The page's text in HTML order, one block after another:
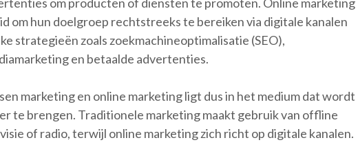
om hun doelgroep rechtstreeks te bereiken via digitale kanalen
strategieën zoals zoekmachineoptimalisatie (SEO),
en betaalde advertenties.
marketing en online marketing ligt dus in het medium dat wordt
te brengen. Traditionele marketing maakt gebruik van offline
of radio, terwijl online marketing zich richt op digitale kanalen.